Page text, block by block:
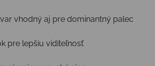
vhodný aj pre dominantný palec
pre lepšiu viditeľnosť